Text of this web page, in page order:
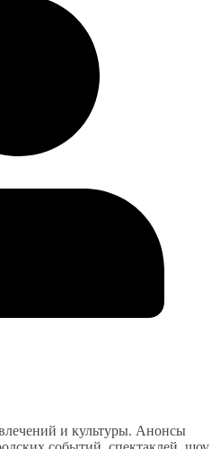
и культуры. Анонсы